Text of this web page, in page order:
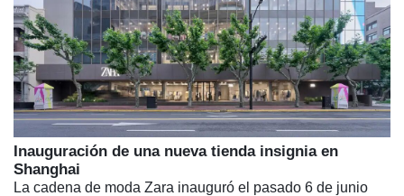
Inauguración de una nueva tienda insignia en
Shanghai
La cadena de moda Zara inauguró el pasado 6 de junio